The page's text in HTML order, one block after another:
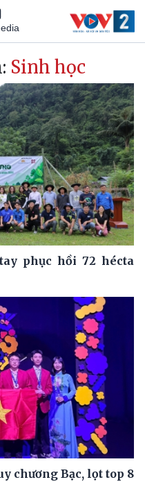
Sinh học
phục hồi 72 hécta
chương Bạc, lọt top 8